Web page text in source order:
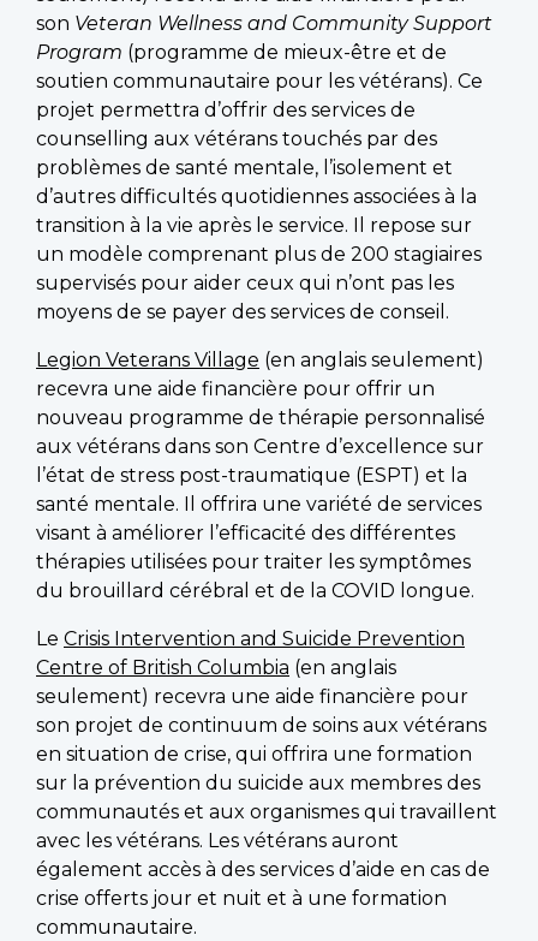
son Veteran Wellness and Community Support
Program (programme de mieux-être et de
soutien communautaire pour les vétérans). Ce
projet permettra d’offrir des services de
counselling aux vétérans touchés par des
problèmes de santé mentale, l’isolement et
d’autres difficultés quotidiennes associées à la
transition à la vie après le service. Il repose sur
un modèle comprenant plus de 200 stagiaires
supervisés pour aider ceux qui n’ont pas les
moyens de se payer des services de conseil.
Legion Veterans Village (en anglais seulement)
recevra une aide financière pour offrir un
nouveau programme de thérapie personnalisé
aux vétérans dans son Centre d’excellence sur
l’état de stress post-traumatique (ESPT) et la
santé mentale. Il offrira une variété de services
visant à améliorer l’efficacité des différentes
thérapies utilisées pour traiter les symptômes
du brouillard cérébral et de la COVID longue.
Le Crisis Intervention and Suicide Prevention
Centre of British Columbia (en anglais
seulement) recevra une aide financière pour
son projet de continuum de soins aux vétérans
en situation de crise, qui offrira une formation
sur la prévention du suicide aux membres des
communautés et aux organismes qui travaillent
avec les vétérans. Les vétérans auront
également accès à des services d’aide en cas de
crise offerts jour et nuit et à une formation
communautaire.